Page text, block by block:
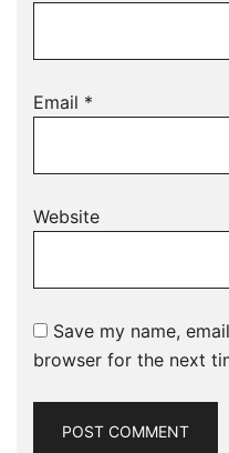
Email *
Website
Save my name,
browser for the next